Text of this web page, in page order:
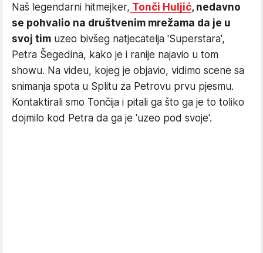
Naš legendarni hitmejker, Tonči Huljić, nedavno
se pohvalio na društvenim mrežama da je u
svoj tim uzeo bivšeg natjecatelja 'Superstara',
Petra Šegedina, kako je i ranije najavio u tom
showu. Na videu, kojeg je objavio, vidimo scene sa
snimanja spota u Splitu za Petrovu prvu pjesmu.
Kontaktirali smo Tončija i pitali ga što ga je to toliko
dojmilo kod Petra da ga je 'uzeo pod svoje'.